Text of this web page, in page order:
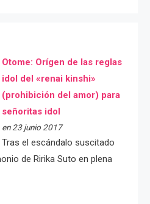
Otome: Orígen de las reglas
idol del «renai kinshi»
(prohibición del amor) para
señoritas idol
en 23 junio 2017
Tras el escándalo suscitado
de Ririka Suto en plena